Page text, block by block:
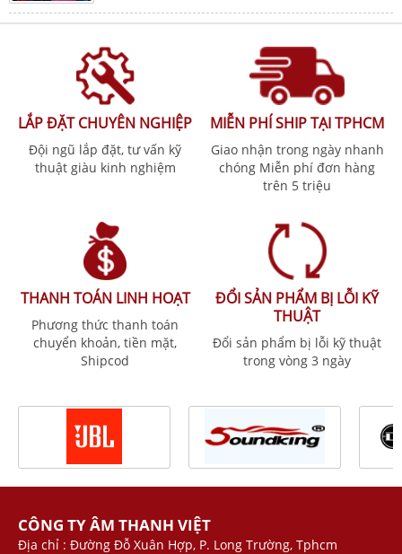
LẮP ĐẶT CHUYÊN NGHIỆP
Đội ngũ lắp đặt, tư vấn kỹ
thuật giàu kinh nghiệm
MIỄN PHÍ SHIP TẠI TPHCM
Giao nhận trong ngày nhanh
chóng Miễn phí đơn hàng
trên 5 triệu
THANH TOÁN LINH HOẠT
Phương thức thanh toán
chuyển khoản, tiền mặt,
Shipcod
ĐỔI SẢN PHẨM BỊ LỖI KỸ
THUẬT
Đổi sản phẩm bị lỗi kỹ thuật
trong vòng 3 ngày
CÔNG TY ÂM THANH VIỆT
Địa chỉ : Đường Đỗ Xuân Hợp, P. Long Trường, Tphcm